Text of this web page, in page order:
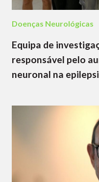
Doenças Neurológicas
Equipa de
responsável pelo
neuronal na